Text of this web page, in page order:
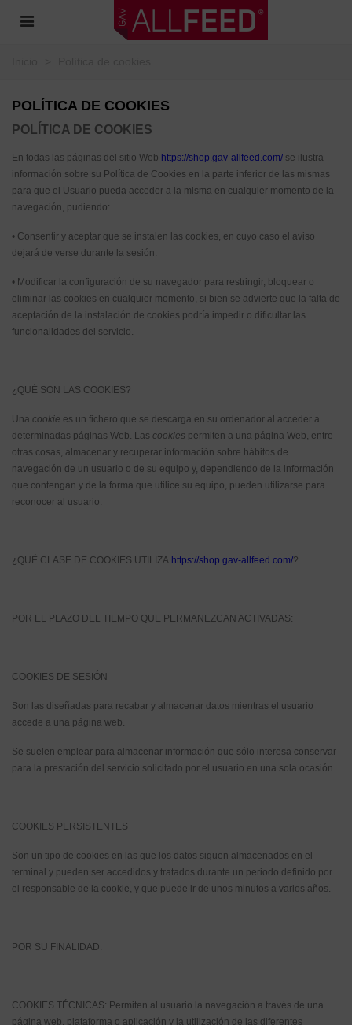
POLÍTICA DE COOKIES
POLÍTICA DE COOKIES
En todas las páginas del sitio Web https://shop.gav-allfeed.com/ se ilustra
información sobre su Política de Cookies en la parte inferior de las mismas
para que el Usuario pueda acceder a la misma en cualquier momento de la
navegación, pudiendo:
• Consentir y aceptar que se instalen las cookies, en cuyo caso el aviso
dejará de verse durante la sesión.
• Modificar la configuración de su navegador para restringir, bloquear o
eliminar las cookies en cualquier momento, si bien se advierte que la falta de
aceptación de la instalación de cookies podría impedir o dificultar las
funcionalidades del servicio.
¿QUÉ SON LAS COOKIES?
Una cookie es un fichero que se descarga en su ordenador al acceder a
determinadas páginas Web. Las cookies permiten a una página Web, entre
otras cosas, almacenar y recuperar información sobre hábitos de
navegación de un usuario o de su equipo y, dependiendo de la información
que contengan y de la forma que utilice su equipo, pueden utilizarse para
reconocer al usuario.
¿QUÉ CLASE DE COOKIES UTILIZA https://shop.gav-allfeed.com/?
POR EL PLAZO DEL TIEMPO QUE PERMANEZCAN ACTIVADAS:
COOKIES DE SESIÓN
Son las diseñadas para recabar y almacenar datos mientras el usuario
accede a una página web.
Se suelen emplear para almacenar información que sólo interesa conservar
para la prestación del servicio solicitado por el usuario en una sola ocasión.
COOKIES PERSISTENTES
Son un tipo de cookies en las que los datos siguen almacenados en el
terminal y pueden ser accedidos y tratados durante un periodo definido por
el responsable de la cookie, y que puede ir de unos minutos a varios años.
POR SU FINALIDAD:
COOKIES TÉCNICAS: Permiten al usuario la navegación a través de una
página web, plataforma o aplicación y la utilización de las diferentes